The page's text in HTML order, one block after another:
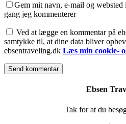
Gem mit navn, e-mail og
gang jeg kommenterer
Ved at lægge en kommentar på
samtykke til, at dine data bliver
ebsentraveling.dk Læs min cookie-
Ebsen
Tak for at du